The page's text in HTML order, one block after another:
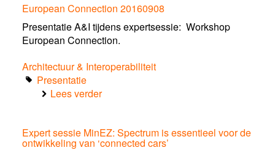
internationaal
-
Presentatie
26
augustus
2016
European Connection 20160908
Presentatie A&I tijdens expertsessie: Workshop
European Connection.
Architectuur & Interoperabiliteit
Presentatie
Lees verderover
20160908
Expert sessie MinEZ: Spectrum is essentieel voor de
ontwikkeling van ‘connected cars’